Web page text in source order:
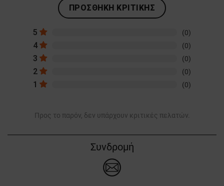
ΠΡΟΣΘΉΚΗ ΚΡΙΤΙΚΉΣ
5 (0)
4 (0)
3 (0)
2 (0)
1 (0)
Προς το παρόν, δεν υπάρχουν κριτικές πελατών.
Συνδρομή